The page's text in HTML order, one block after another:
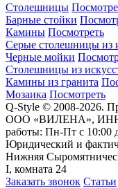
Столешницы
Барные стойки
Камины Посмотреть
Серые столешницы из
Черные мойки
Столешницы из
Камины из гранита
Мозаика Посмотреть
Q-Style © 2008-2026.
ООО «ВИЛЕНА», ИНН
работы: Пн-Пт с 10:00
Юридический и
Нижняя
I, комната 24
Заказать звонок Статьи